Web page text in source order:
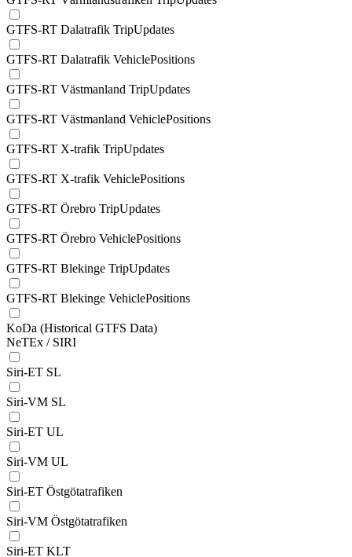
GTFS-RT Dalatrafik TripUpdates
GTFS-RT Dalatrafik VehiclePositions
GTFS-RT Västmanland TripUpdates
GTFS-RT Västmanland VehiclePositions
GTFS-RT X-trafik TripUpdates
GTFS-RT X-trafik VehiclePositions
GTFS-RT Örebro TripUpdates
GTFS-RT Örebro VehiclePositions
GTFS-RT Blekinge TripUpdates
GTFS-RT Blekinge VehiclePositions
KoDa (Historical GTFS Data)
NeTEx / SIRI
Siri-ET SL
Siri-VM SL
Siri-ET UL
Siri-VM UL
Siri-ET Östgötatrafiken
Siri-VM Östgötatrafiken
Siri-ET KLT